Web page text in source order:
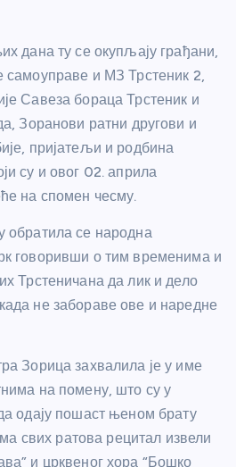
дана ту се окупљају грађани,
самоуправе и МЗ Трстеник 2,
Савеза бораца Трстеник и
Зоранови ратни другови и
пријатељи и родбина
су и овог 02. априла
на спомен чесму.
обратила се народна
говоривши о тим временима и
Трстеничана да лик и дело
не забораве ове и наредне
Зорица захвалила је у име
на помену, што су у
одају пошаст њеном брату
свих ратова рецитал извели
и црквеног хора “Бошко